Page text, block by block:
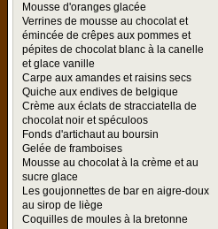
Mousse d'oranges glacée
Verrines de mousse au chocolat et
émincée de crêpes aux pommes et
pépites de chocolat blanc à la canelle
et glace vanille
Carpe aux amandes et raisins secs
Quiche aux endives de belgique
Crème aux éclats de stracciatella de
chocolat noir et spéculoos
Fonds d'artichaut au boursin
Gelée de framboises
Mousse au chocolat à la crème et au
sucre glace
Les goujonnettes de bar en aigre-doux
au sirop de liège
Coquilles de moules à la bretonne